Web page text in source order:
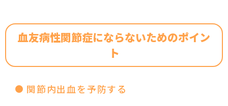
血友病性関節症にならないためのポイン
ト
関節内出血を予防する